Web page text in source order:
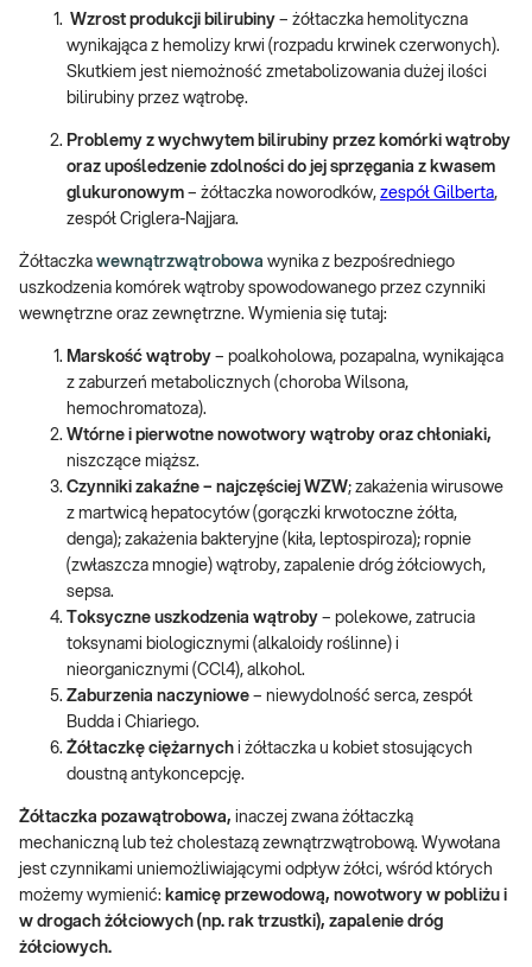
Wzrost produkcji bilirubiny – żółtaczka hemolityczna
wynikająca z hemolizy krwi (rozpadu krwinek czerwonych).
Skutkiem jest niemożność zmetabolizowania dużej ilości
bilirubiny przez wątrobę.
Problemy z wychwytem bilirubiny przez komórki wątroby
oraz upośledzenie zdolności do jej sprzęgania z kwasem
glukuronowym – żółtaczka noworodków, zespół Gilberta,
zespół Criglera-Najjara.
Żółtaczka wewnątrzwątrobowa wynika z bezpośredniego
uszkodzenia komórek wątroby spowodowanego przez czynniki
wewnętrzne oraz zewnętrzne. Wymienia się tutaj:
Marskość wątroby – poalkoholowa, pozapalna, wynikająca
z zaburzeń metabolicznych (choroba Wilsona,
hemochromatoza).
Wtórne i pierwotne nowotwory wątroby oraz chłoniaki,
niszczące miąższ.
Czynniki zakaźne – najczęściej WZW; zakażenia wirusowe
z martwicą hepatocytów (gorączki krwotoczne żółta,
denga); zakażenia bakteryjne (kiła, leptospiroza); ropnie
(zwłaszcza mnogie) wątroby, zapalenie dróg żółciowych,
sepsa.
Toksyczne uszkodzenia wątroby – polekowe, zatrucia
toksynami biologicznymi (alkaloidy roślinne) i
nieorganicznymi (CCl4), alkohol.
Zaburzenia naczyniowe – niewydolność serca, zespół
Budda i Chiariego.
Żółtaczkę ciężarnych i żółtaczka u kobiet stosujących
doustną antykoncepcję.
Żółtaczka pozawątrobowa, inaczej zwana żółtaczką
mechaniczną lub też cholestazą zewnątrzwątrobową. Wywołana
jest czynnikami uniemożliwiającymi odpływ żółci, wśród których
możemy wymienić: kamicę przewodową, nowotwory w pobliżu i
w drogach żółciowych (np. rak trzustki), zapalenie dróg
żółciowych.